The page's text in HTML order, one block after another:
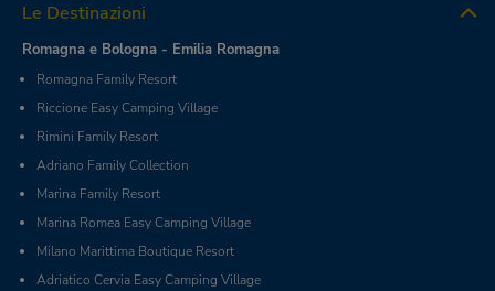
Le Destinazioni
Romagna e Bologna - Emilia Romagna
Romagna Family Resort
Riccione Easy Camping Village
Rimini Family Resort
Adriano Family Collection
Marina Family Resort
Marina Romea Easy Camping Village
Milano Marittima Boutique Resort
Adriatico Cervia Easy Camping Village